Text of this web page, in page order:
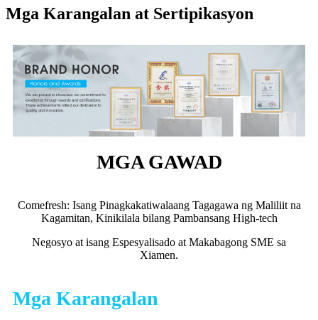
Mga Karangalan at Sertipikasyon
MGA GAWAD
Comefresh: Isang Pinagkakatiwalaang Tagagawa ng Maliliit na
Kagamitan, Kinikilala bilang Pambansang High-tech
Negosyo at isang Espesyalisado at Makabagong SME sa
Xiamen.
Mga Karangalan